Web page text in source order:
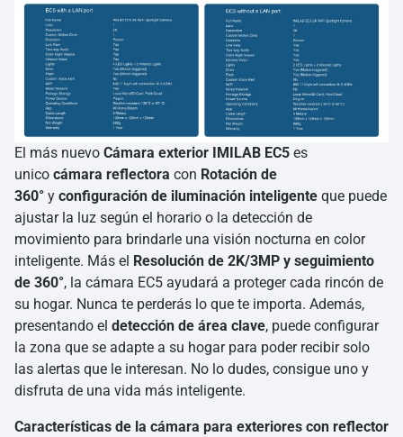
El más nuevo Cámara exterior IMILAB EC5 es
unico cámara reflectora con Rotación de
360° y configuración de iluminación inteligente que puede
ajustar la luz según el horario o la detección de
movimiento para brindarle una visión nocturna en color
inteligente. Más el Resolución de 2K/3MP y seguimiento
de 360°, la cámara EC5 ayudará a proteger cada rincón de
su hogar. Nunca te perderás lo que te importa. Además,
presentando el detección de área clave, puede configurar
la zona que se adapte a su hogar para poder recibir solo
las alertas que le interesan. No lo dudes, consigue uno y
disfruta de una vida más inteligente.
Características de la cámara para exteriores con reflector